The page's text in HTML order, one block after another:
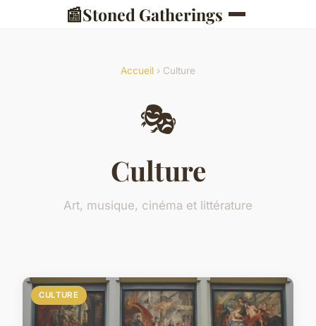
📰Stoned Gatherings
Accueil › Culture
🎭
Culture
Art, musique, cinéma et littérature
CULTURE